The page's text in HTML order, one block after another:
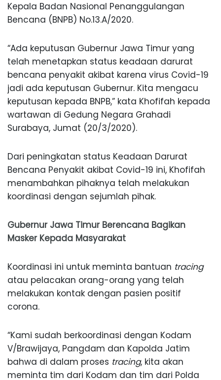
Kepala Badan Nasional Penanggulangan
Bencana (BNPB) No.13.A/2020.
“Ada keputusan Gubernur Jawa Timur yang
telah menetapkan status keadaan darurat
bencana penyakit akibat karena virus Covid-19
jadi ada keputusan Gubernur. Kita mengacu
keputusan kepada BNPB,” kata Khofifah kepada
wartawan di Gedung Negara Grahadi
Surabaya, Jumat (20/3/2020).
Dari peningkatan status Keadaan Darurat
Bencana Penyakit akibat Covid-19 ini, Khofifah
menambahkan pihaknya telah melakukan
koordinasi dengan sejumlah pihak.
Gubernur Jawa Timur Berencana Bagikan
Masker Kepada Masyarakat
Koordinasi ini untuk meminta bantuan tracing
atau pelacakan orang-orang yang telah
melakukan kontak dengan pasien positif
corona.
“Kami sudah berkoordinasi dengan Kodam
V/Brawijaya, Pangdam dan Kapolda Jatim
bahwa di dalam proses tracing, kita akan
meminta tim dari Kodam dan tim dari Polda